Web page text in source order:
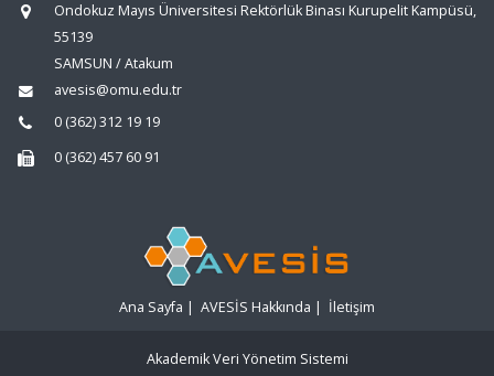
Ondokuz Mayıs Üniversitesi Rektörlük Binası Kurupelit Kampüsü,
55139
SAMSUN / Atakum
avesis@omu.edu.tr
0 (362) 312 19 19
0 (362) 457 60 91
Ana Sayfa | AVESİS Hakkında | İletişim
Akademik Veri Yönetim Sistemi